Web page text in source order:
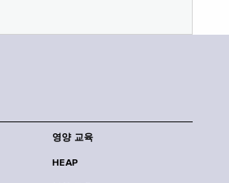
영양 교육
HEAP